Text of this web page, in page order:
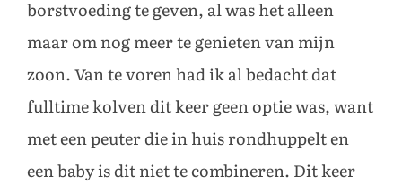
borstvoeding te geven, al was het alleen
maar om nog meer te genieten van mijn
zoon. Van te voren had ik al bedacht dat
fulltime kolven dit keer geen optie was, want
met een peuter die in huis rondhuppelt en
een baby is dit niet te combineren. Dit keer